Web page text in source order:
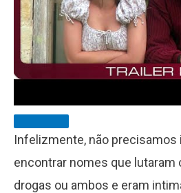
Infelizmente, não precisamos
encontrar nomes que lutaram
drogas ou ambos e eram